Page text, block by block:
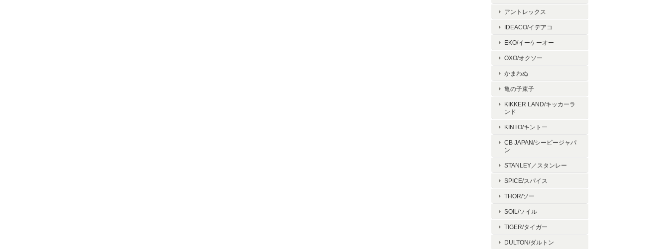
アントレックス
IDEACO/イデアコ
EKO/イーケーオー
OXO/オクソー
かまわぬ
亀の子束子
KIKKER LAND/キッカーラ
ンド
KINTO/キントー
CB JAPAN/シービージャパ
ン
STANLEY／スタンレー
SPICE/スパイス
THOR/ソー
SOIL/ソイル
TIGER/タイガー
DULTON/ダルトン